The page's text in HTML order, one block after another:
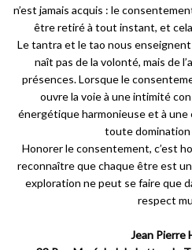
n’est jamais acquis : le
être retiré à tout instant, et
Le tantra et le tao nous
naît pas de la volonté, mais de
présences. Lorsque le
ouvre la voie à une intimité
énergétique harmonieuse et à une
toute
Honorer le consentement, c’est
reconnaître que chaque être est
exploration ne peut se faire que
respect
Jean Pierre